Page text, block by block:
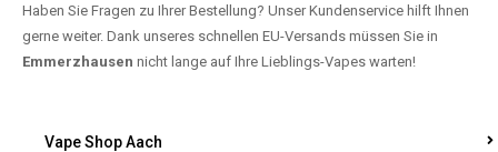
Haben Sie Fragen zu Ihrer Bestellung? Unser Kundenservice hilft Ihnen
gerne weiter. Dank unseres schnellen EU-Versands müssen Sie in
Emmerzhausen nicht lange auf Ihre Lieblings-Vapes warten!
Vape Shop Aach